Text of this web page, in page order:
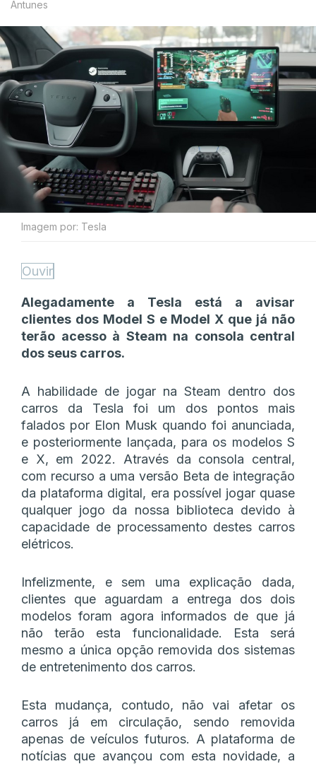
Antunes
Imagem por: Tesla
Ouvir
Alegadamente a Tesla está a avisar
clientes dos Model S e Model X que já não
terão acesso à Steam na consola central
dos seus carros.
A habilidade de jogar na Steam dentro dos
carros da Tesla foi um dos pontos mais
falados por Elon Musk quando foi anunciada,
e posteriormente lançada, para os modelos S
e X, em 2022. Através da consola central,
com recurso a uma versão Beta de integração
da plataforma digital, era possível jogar quase
qualquer jogo da nossa biblioteca devido à
capacidade de processamento destes carros
elétricos.
Infelizmente, e sem uma explicação dada,
clientes que aguardam a entrega dos dois
modelos foram agora informados de que já
não terão esta funcionalidade. Esta será
mesmo a única opção removida dos sistemas
de entretenimento dos carros.
Esta mudança, contudo, não vai afetar os
carros já em circulação, sendo removida
apenas de veículos futuros. A plataforma de
notícias que avançou com esta novidade, a